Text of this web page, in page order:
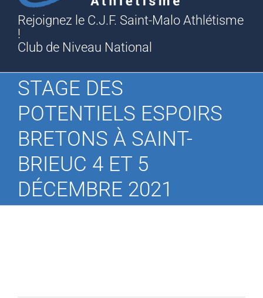
Rejoignez le C.J.F. Saint-Malo Athlétisme
!
Club de Niveau National
STAGE DES
POTENTIELS ESPOIRS
BRETONS À SAINT-
BRIEUC 4 ET 5
DÉCEMBRE 2021